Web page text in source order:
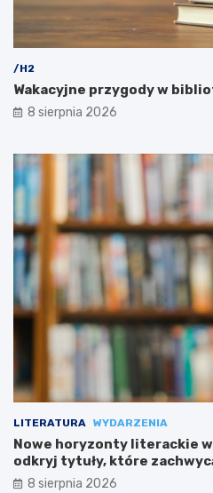
/H2
Wakacyjne przygody w
8 sierpnia 2026
LITERATURA WYDARZENIA
Nowe horyzonty literackie
odkryj tytuły, które
8 sierpnia 2026